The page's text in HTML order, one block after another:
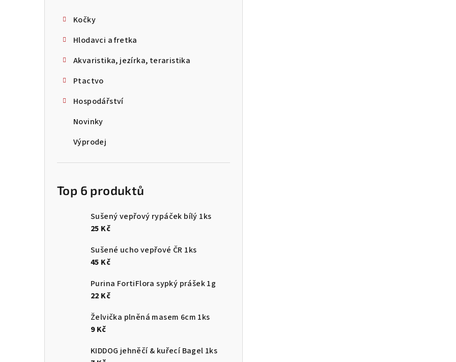
Kočky
Hlodavci a fretka
Akvaristika, jezírka, teraristika
Ptactvo
Hospodářství
Novinky
Výprodej
Top 6 produktů
Sušený vepřový rypáček bílý 1ks
25 Kč
Sušené ucho vepřové ČR 1ks
45 Kč
Purina FortiFlora sypký prášek 1g
22 Kč
Želvička plněná masem 6cm 1ks
9 Kč
KIDDOG jehněčí & kuřecí Bagel 1ks